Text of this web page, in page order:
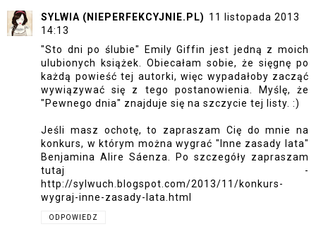
SYLWIA (NIEPERFEKCYJNIE.PL) 11 listopada 2013
14:13
"Sto dni po ślubie" Emily Giffin jest jedną z moich
ulubionych książek. Obiecałam sobie, że sięgnę po
każdą powieść tej autorki, więc wypadałoby zacząć
wywiązywać się z tego postanowienia. Myślę, że
"Pewnego dnia" znajduje się na szczycie tej listy. :)
Jeśli masz ochotę, to zapraszam Cię do mnie na
konkurs, w którym można wygrać "Inne zasady lata"
Benjamina Alire Sáenza. Po szczegóły zapraszam
tutaj -
http://sylwuch.blogspot.com/2013/11/konkurs-
wygraj-inne-zasady-lata.html
ODPOWIEDZ